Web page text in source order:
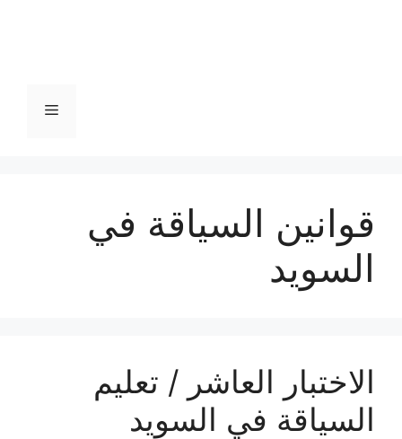
القائمة
قوانين السياقة في
السويد
الاختبار العاشر / تعليم
السياقة في السويد